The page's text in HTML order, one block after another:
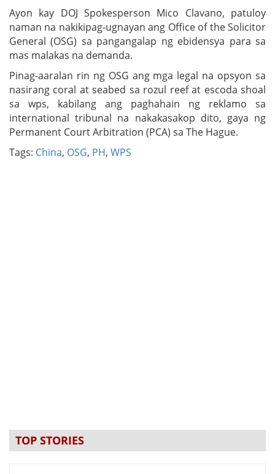
Ayon kay DOJ Spokesperson Mico Clavano, patuloy
naman na nakikipag-ugnayan ang Office of the Solicitor
General (OSG) sa pangangalap ng ebidensya para sa
mas malakas na demanda.
Pinag-aaralan rin ng OSG ang mga legal na opsyon sa
nasirang coral at seabed sa rozul reef at escoda shoal
sa wps, kabilang ang paghahain ng reklamo sa
international tribunal na nakakasakop dito, gaya ng
Permanent Court Arbitration (PCA) sa The Hague.
Tags: China, OSG, PH, WPS
TOP STORIES